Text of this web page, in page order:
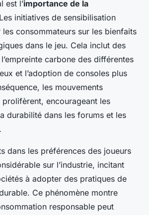
est l’importance de la
initiatives de sensibilisation
consommateurs sur les bienfaits
dans le jeu. Cela inclut des
carbone des différentes
et l’adoption de consoles plus
les mouvements
prolifèrent, encourageant les
durabilité dans les forums et les
dans les préférences des joueurs
sur l’industrie, incitant
à adopter des pratiques de
Ce phénomène montre
responsable peut